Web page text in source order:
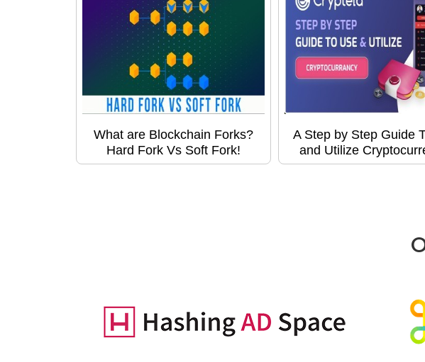
What are Blockchain Forks?
Hard Fork Vs Soft Fork!
A Step by Step Guide
and Utilize